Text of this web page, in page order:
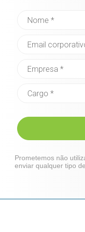
Prometemos não
enviar qualquer tipo de